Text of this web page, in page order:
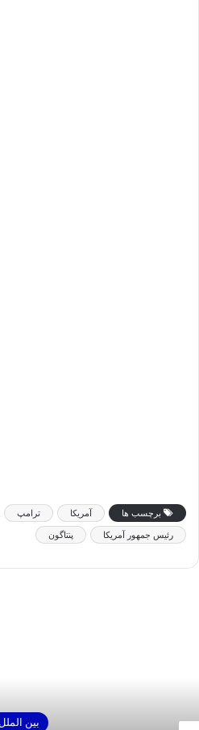
برچسب ها آمریکا ترامپ
رئیس جمهور آمریکا پنتاگون
بین الملل